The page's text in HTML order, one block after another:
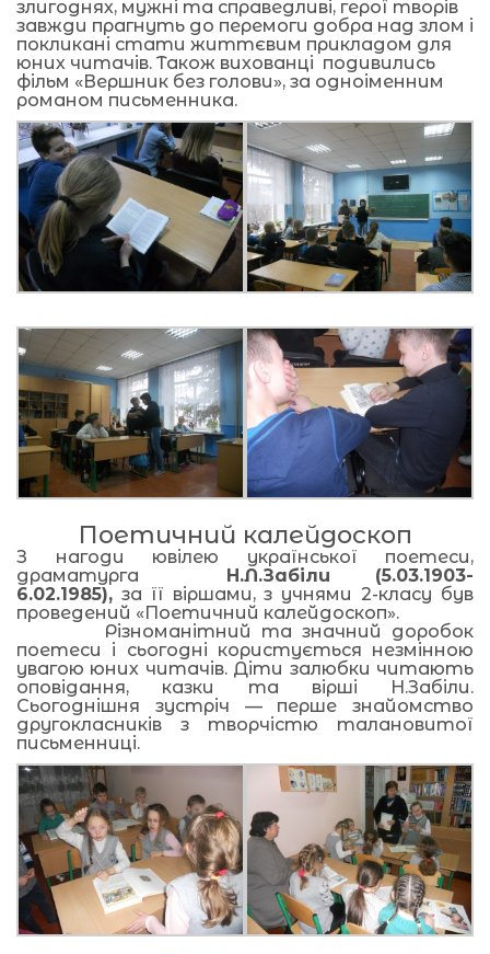
злигоднях, мужні та справедливі, герої творів
завжди прагнуть до перемоги добра над злом і
покликані стати життєвим прикладом для
юних читачів. Також вихованці подивились
фільм «Вершник без голови», за одноіменним
романом письменника.
Поетичний калейдоскоп
З нагоди ювілею української поетеси,
драматурга
Н.Л.Забіли (5.03.1903-
6.02.1985), за її віршами, з учнями 2-класу був
проведений «Поетичний калейдоскоп».
Різноманітний та значний доробок
поетеси і сьогодні користується незмінною
увагою юних читачів. Діти залюбки читають
оповідання, казки та вірші Н.Забіли.
Сьогоднішня зустріч — перше знайомство
другокласників з творчістю талановитої
письменниці.